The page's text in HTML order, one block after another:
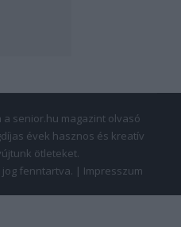
a senior.hu magazint olvasó
évek hasznos és kreatív
ötleteket.
fenntartva. | Impresszum